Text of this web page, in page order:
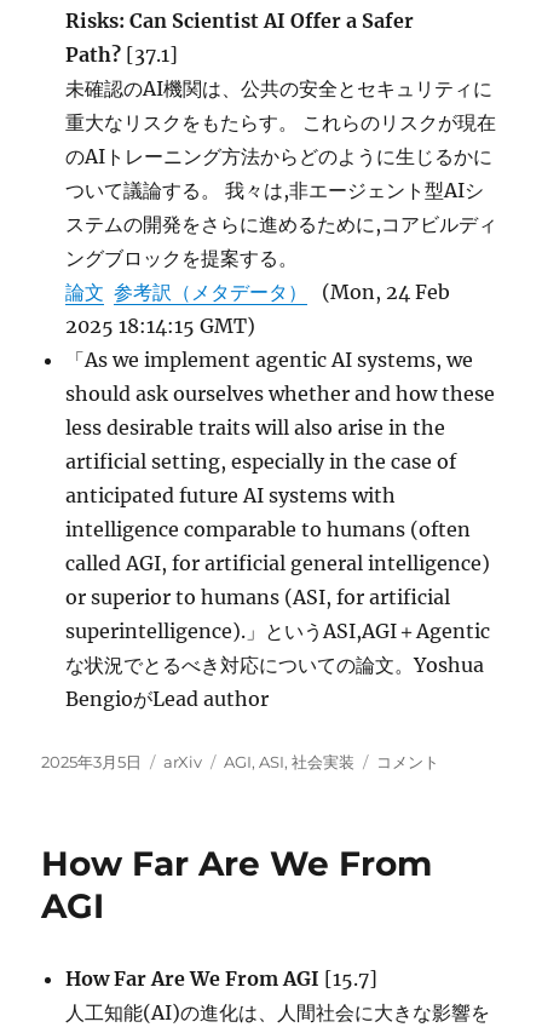
Risks: Can Scientist AI Offer a Safer
Path? [37.1]
未確認のAI機関は、公共の安全とセキュリティに
重大なリスクをもたらす。 これらのリスクが現在
のAIトレーニング方法からどのように生じるかに
ついて議論する。 我々は,非エージェント型AIシ
ステムの開発をさらに進めるために,コアビルディ
ングブロックを提案する。
論文 参考訳（メタデータ）
(Mon, 24 Feb
2025 18:14:15 GMT)
「As we implement agentic AI systems, we
should ask ourselves whether and how these
less desirable traits will also arise in the
artificial setting, especially in the case of
anticipated future AI systems with
intelligence comparable to humans (often
called AGI, for artificial general intelligence)
or superior to humans (ASI, for artificial
superintelligence).」というASI,AGI＋Agentic
な状況でとるべき対応についての論文。Yoshua
BengioがLead author
投
2025年3月5日
カ
ー
arXiv
タ
AGI,ASI,社会実装
Superintelligent
Risks:
a
Safer
コメント
How Far Are We From
AGI
How Far Are We From AGI [15.7]
人工知能(AI)の進化は、人間社会に大きな影響を